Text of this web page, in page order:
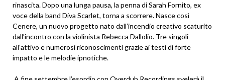
rinascita. Dopo una lunga pausa, la penna di Sarah Fornito, ex
voce della band Diva Scarlet, torna a scorrere. Nasce così
Cenere, un nuovo progetto nato dall’incendio creativo scaturito
dall’incontro con la violinista Rebecca Dallolio. Tre singoli
all’attivo e numerosi riconoscimenti grazie ai testi di forte
impatto e le melodie ipnotiche.